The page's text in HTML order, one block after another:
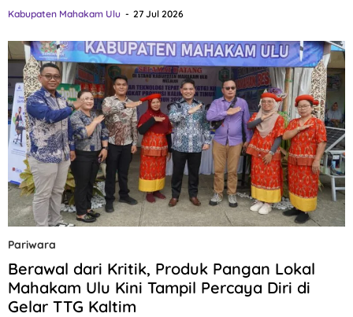
Kabupaten Mahakam Ulu 27 Jul 2026
Pariwara
Berawal dari Kritik, Produk Pangan Lokal
Mahakam Ulu Kini Tampil Percaya Diri di
Gelar TTG Kaltim